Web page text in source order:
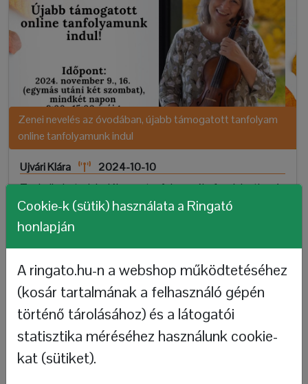
Zenei nevelés az óvodában, újabb támogatott tanfolyam
online tanfolyamunk indul
Ujvári Klára
2024-10-10
Technikai tudnivalók a tanfolyamról 1. Jelentkezés
a www.zeneineveles.hu oldalon. Az online jelentkezési
lapot kérjük, pontosan töltsék ki, mert a beküldött adatok
alapján készül el majd az igazolás. 2....
Cookie-k (sütik) használata a Ringató
honlapján
A ringato.hu-n a webshop működtetéséhez
(kosár tartalmának a felhasználó gépén
történő tárolásához) és a látogatói
statisztika méréséhez használunk cookie-
kat (sütiket).